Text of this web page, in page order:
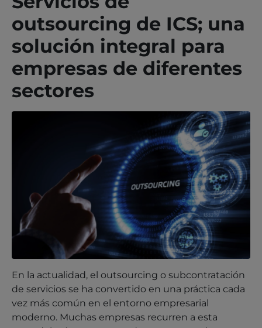
outsourcing de ICS; una
solución integral para
empresas de diferentes
sectores
En la actualidad, el outsourcing o subcontratación
de servicios se ha convertido en una práctica cada
vez más común en el entorno empresarial
moderno. Muchas empresas recurren a esta